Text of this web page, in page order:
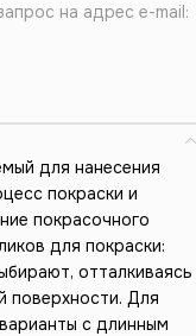
на адрес e-mail:
для нанесения
покраски и
покрасочного
для покраски:
отталкиваясь
поверхности. Для
с длинным